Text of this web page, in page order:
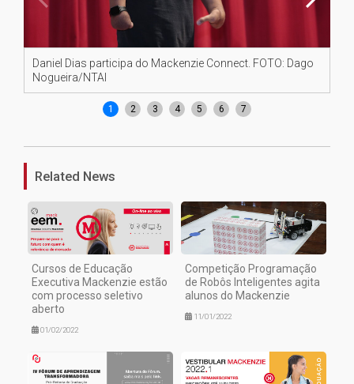
Daniel Dias participa do Mackenzie Connect. FOTO: Dago
Nogueira/NTAI
1 2 3 4 5 6 7
Related News
Cursos de Educação
Executiva Mackenzie estão
com processo seletivo
aberto
01/02/2022
Competição Programação
de Robôs Inteligentes agita
alunos do Mackenzie
11/01/2022